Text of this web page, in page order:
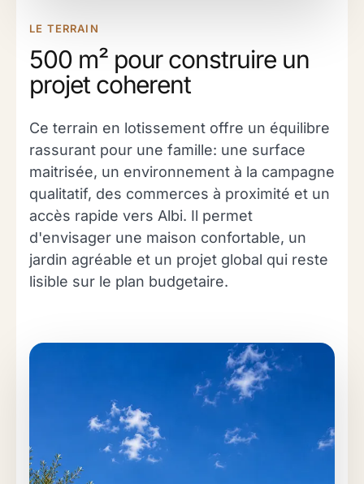
LE TERRAIN
500 m² pour construire un
projet coherent
Ce terrain en lotissement offre un équilibre
rassurant pour une famille: une surface
maitrisée, un environnement à la campagne
qualitatif, des commerces à proximité et un
accès rapide vers Albi. Il permet
d'envisager une maison confortable, un
jardin agréable et un projet global qui reste
lisible sur le plan budgetaire.